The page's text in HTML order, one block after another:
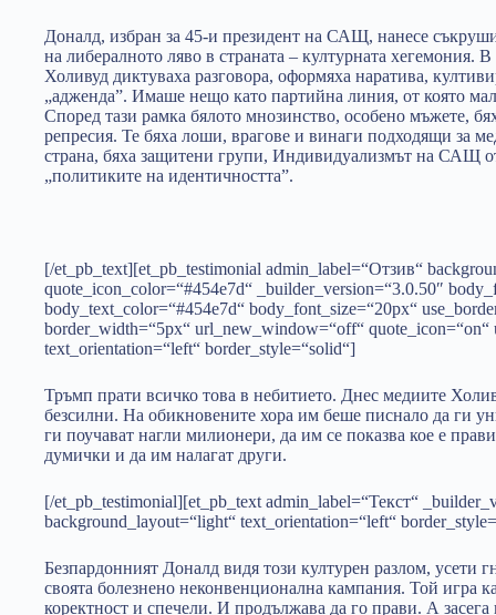
Доналд, избран за 45-и президент на САЩ, нанесе
на либералното ляво в страната – културната хегемония.
Холивуд диктуваха разговора, оформяха наратива,
„адженда”. Имаше нещо като партийна линия, от която
Според тази рамка бялото мнозинство, особено мъжете,
репресия. Те бяха лоши, врагове и винаги подходящи за
страна, бяха защитени групи, Индивидуализмът на САЩ
„политиките на идентичността”.
[/et_pb_text][et_pb_testimonial admin_label=“Отзив“
quote_icon_color=“#454e7d“ _builder_version=“3.0.50″
body_text_color=“#454e7d“ body_font_size=“20px“
border_width=“5px“ url_new_window=“off“ quote_icon=“on“
text_orientation=“left“ border_style=“solid“]
Тръмп прати всичко това в небитието. Днес медиите
безсилни. На обикновените хора им беше писнало да ги
ги поучават нагли милионери, да им се показва кое е
думички и да им налагат други.
[/et_pb_testimonial][et_pb_text admin_label=“Текст“
background_layout=“light“ text_orientation=“left“
Безпардонният Доналд видя този културен разлом, усети
своята болезнено неконвенционална кампания. Той игра
коректност и спечели. И продължава да го прави. А